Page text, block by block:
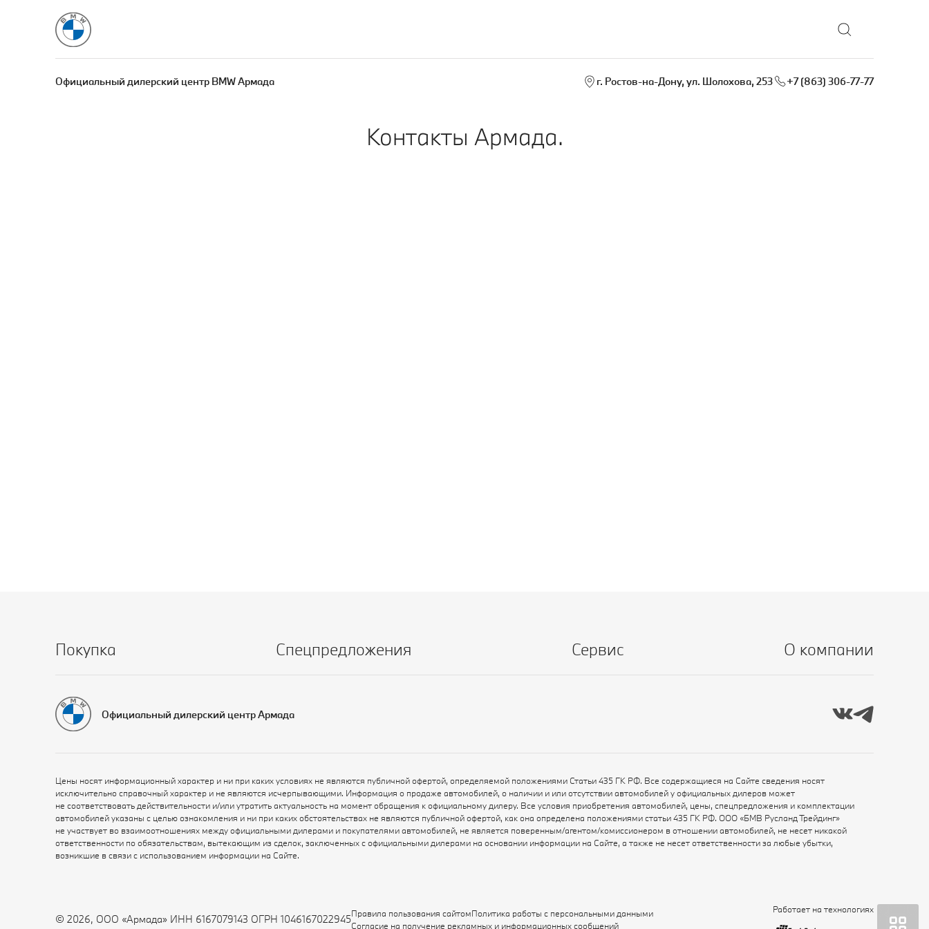
Официальный дилерский центр BMW Армада г. Ростов-на-Дону, ул. Шолохова, 253 +7 (863) 306-77-77
Контакты Армада.
Покупка Спецпредложения Сервис О компании
Официальный дилерский центр Армада
Цены носят информационный характер и ни при каких условиях не являются публичной офертой, определяемой положениями Статьи 435 ГК РФ. Все содержащиеся на Сайте сведения носят
исключительно справочный характер и не являются исчерпывающими. Информация о продаже автомобилей, о наличии и или отсутствии автомобилей у официальных дилеров может
не соответствовать действительности и/или утратить актуальность на момент обращения к официальному дилеру. Все условия приобретения автомобилей, цены, спецпредложения и комплектации
автомобилей указаны с целью ознакомления и ни при каких обстоятельствах не являются публичной офертой, как она определена положениями статьи 435 ГК РФ. ООО «БМВ Русланд Трейдинг»
не участвует во взаимоотношениях между официальными дилерами и покупателями автомобилей, не является поверенным/агентом/комиссионером в отношении автомобилей, не несет никакой
ответственности по обязательствам, вытекающим из сделок, заключенных с официальными дилерами на основании информации на Сайте, а также не несет ответственности за любые убытки,
возникшие в связи с использованием информации на Сайте.
© 2026, ООО «Армада» ИНН 6167079143 ОГРН 1046167022945Правила пользования сайтомПолитика работы с персональными данными
Согласие на получение рекламных и информационных сообщений
Работает на технологиях